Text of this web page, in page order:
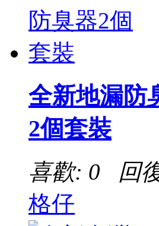
全新地漏防
2個套裝
喜歡: 0 回
格仔